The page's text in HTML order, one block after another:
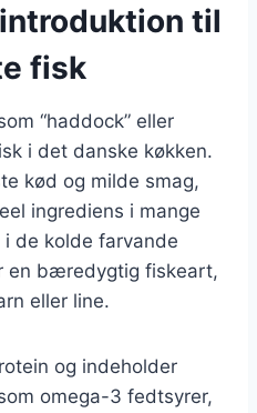
til
fisk
“haddock” eller
i det danske køkken.
kød og milde smag,
ingrediens i mange
de kolde farvande
en bæredygtig fiskeart,
eller line.
og indeholder
omega-3 fedtsyrer,